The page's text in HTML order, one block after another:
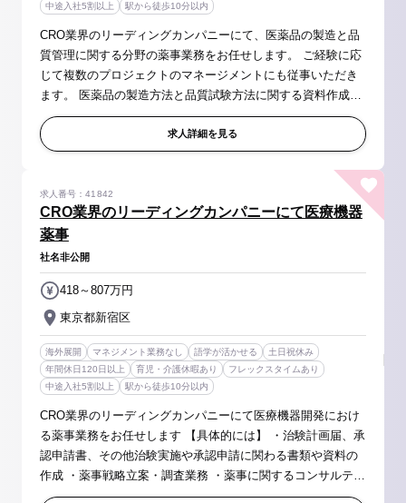
中途入社5割以上
駅から徒歩10分以内
CRO業界のリーディングカンパニーにて、医薬品の製造と品
質管理に関する分野の薬事業務をお任せします。 ご経験に応
じて複数のプロジェクトのマネージメントにも従事いただき
ます。 医薬品の製造方法と品質試験方法に関する資料作成の
経験を豊富に得ることが出来ます。 【具体的には】 ・マスタ
ーファイル（MF）の...
求人詳細を見る
CRO業界のリーディングカンパニーにて医療機器
薬事
求人番号：41842
社名非公開
東京都新宿区
418～807万円
海外展開 マネジメント業務なし 語学が活かせる
土日祝休み
年間休日120日以上
育児・介護休暇あり
フレックスタイムあり
中途入社5割以上
駅から徒歩10分以内
CRO業界のリーディングカンパニーにて医療機器開発におけ
る薬事業務をお任せします 【具体的には】 ・治験計画届、承
認申請書、その他治験実施や承認申請に関わる書類や資料の
作成 ・薬事戦略立案・調査業務 ・薬事に関するコンサルティ
ング業務 など 【会社について】 ■創業以来、右肩上がりで